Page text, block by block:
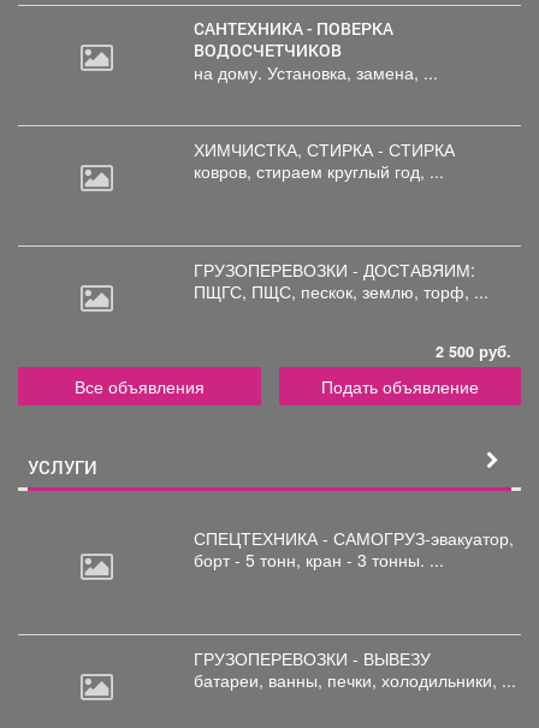
САНТЕХНИКА - ПОВЕРКА
ВОДОСЧЕТЧИКОВ
на дому. Установка, замена, ...
ХИМЧИСТКА, СТИРКА - СТИРКА
ковров, стираем круглый год, ...
ГРУЗОПЕРЕВОЗКИ - ДОСТАВЯИМ:
ПЩГС, ПЩС, пескок, землю, торф, ...
2 500 руб.
Все объявления Подать объявление
УСЛУГИ
СПЕЦТЕХНИКА - САМОГРУЗ-эвакуатор,
борт - 5 тонн, кран - 3 тонны. ...
ГРУЗОПЕРЕВОЗКИ - ВЫВЕЗУ
батареи, ванны, печки, холодильники, ...